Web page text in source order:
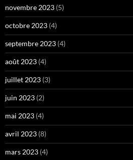
novembre 2023 (5)
octobre 2023 (4)
septembre 2023 (4)
août 2023 (4)
juillet 2023 (3)
juin 2023 (2)
mai 2023 (4)
avril 2023 (8)
mars 2023 (4)